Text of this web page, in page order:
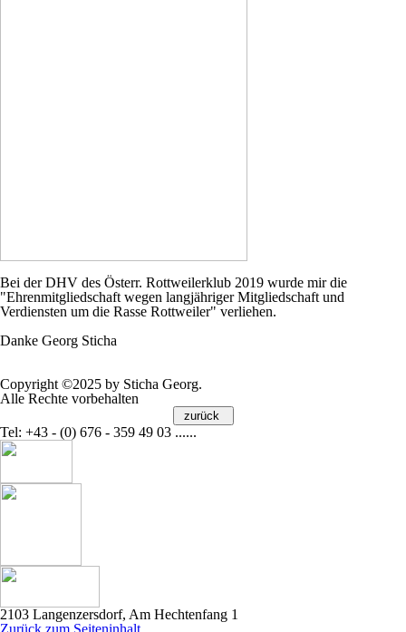
Bei der DHV des Österr. Rottweilerklub 2019 wurde mir die
"Ehrenmitgliedschaft wegen langjähriger Mitgliedschaft und
Verdiensten um die Rasse Rottweiler" verliehen.
Danke Georg Sticha
Copyright ©2025 by Sticha Georg.
Alle Rechte vorbehalten
Tel: +43 - (0) 676 - 359 49 03 ......
2103 Langenzersdorf, Am Hechtenfang 1